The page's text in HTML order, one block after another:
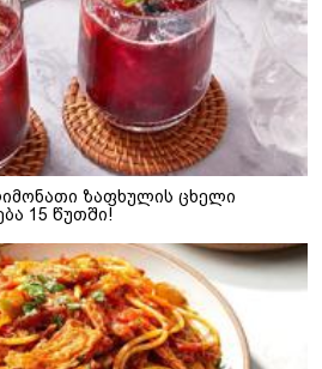
ზაფხულის ცხელი
15 წუთში!